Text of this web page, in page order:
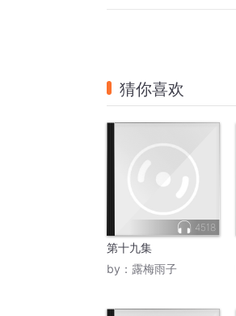
猜你喜欢
4518
第十九集
by： 露梅雨子